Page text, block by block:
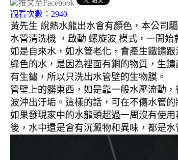
觀看次數：2940
黃先生 說熱水龍出水會有顏色，本公司
水管清洗機 ，啟動 螺旋波 模式，一開
如是自來水，如水管老化，會產生鐵鏽
綠色的水，是因為裡面有銅的物質，生
有生鏽，所以只洗出水管壁的生物膜。
管壁上的髒東西，如是靠一般水壓流動
波沖出汙垢。這樣的話，可在不傷水管
如果發現家中的水龍頭超過一周沒有使
後，水中還是會有沉澱物和異味，都是